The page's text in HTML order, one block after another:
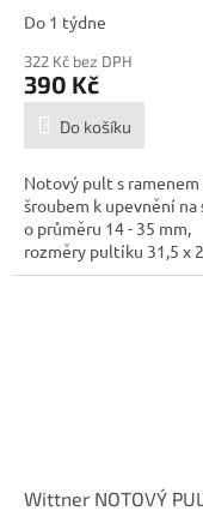
Do 1 týdne
322 Kč bez DPH
390 Kč
Do košíku
Notový pult s ramenem
šroubem k upevnění na
o průměru 14 - 35 mm,
rozměry pultíku 31,5 x
hmotnost...
Wittner NOTOVÝ